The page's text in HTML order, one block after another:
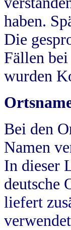
haben.
Die
Fällen
wurden
Bei den
Namen
In dieser
deutsche
liefert